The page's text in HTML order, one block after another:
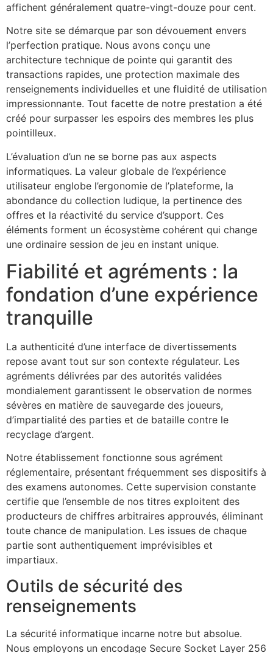
affichent généralement quatre-vingt-douze pour cent.
Notre site se démarque par son dévouement envers
l’perfection pratique. Nous avons conçu une
architecture technique de pointe qui garantit des
transactions rapides, une protection maximale des
renseignements individuelles et une fluidité de utilisation
impressionnante. Tout facette de notre prestation a été
créé pour surpasser les espoirs des membres les plus
pointilleux.
L’évaluation d’un ne se borne pas aux aspects
informatiques. La valeur globale de l’expérience
utilisateur englobe l’ergonomie de l’plateforme, la
abondance du collection ludique, la pertinence des
offres et la réactivité du service d’support. Ces
éléments forment un écosystème cohérent qui change
une ordinaire session de jeu en instant unique.
Fiabilité et agréments : la
fondation d’une expérience
tranquille
La authenticité d’une interface de divertissements
repose avant tout sur son contexte régulateur. Les
agréments délivrées par des autorités validées
mondialement garantissent le observation de normes
sévères en matière de sauvegarde des joueurs,
d’impartialité des parties et de bataille contre le
recyclage d’argent.
Notre établissement fonctionne sous agrément
réglementaire, présentant fréquemment ses dispositifs à
des examens autonomes. Cette supervision constante
certifie que l’ensemble de nos titres exploitent des
producteurs de chiffres arbitraires approuvés, éliminant
toute chance de manipulation. Les issues de chaque
partie sont authentiquement imprévisibles et
impartiaux.
Outils de sécurité des
renseignements
La sécurité informatique incarne notre but absolue.
Nous employons un encodage Secure Socket Layer 256